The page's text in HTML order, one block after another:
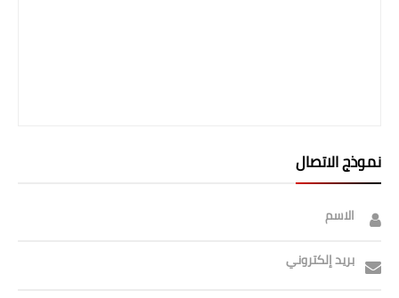
نموذج الاتصال
الاسم
بريد إلكتروني